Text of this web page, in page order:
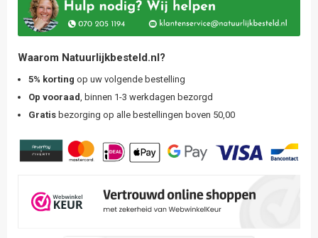
Waarom Natuurlijkbesteld.nl?
5% korting op uw volgende bestelling
Op vooraad
, binnen 1-3 werkdagen bezorgd
Gratis bezorging op alle bestellingen boven 50,00